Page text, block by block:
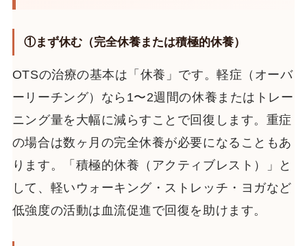
①まず休む（完全休養または積極的休養）
OTSの治療の基本は「休養」です。軽症（オーバ
ーリーチング）なら1〜2週間の休養またはトレー
ニング量を大幅に減らすことで回復します。重症
の場合は数ヶ月の完全休養が必要になることもあ
ります。「積極的休養（アクティブレスト）」と
して、軽いウォーキング・ストレッチ・ヨガなど
低強度の活動は血流促進で回復を助けます。